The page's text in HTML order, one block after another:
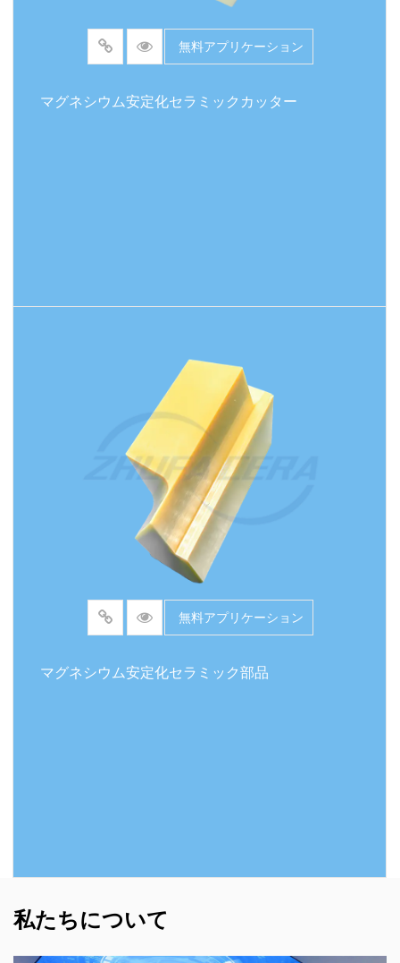
無料アプリケーション
マグネシウム安定化セラミックカッター
無料アプリケーション
マグネシウム安定化セラミック部品
私たちについて